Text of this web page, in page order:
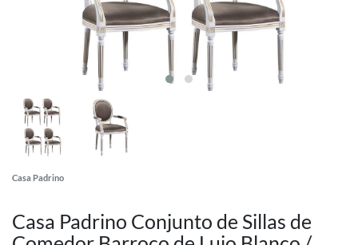
Casa Padrino
Casa Padrino Conjunto de Sillas de